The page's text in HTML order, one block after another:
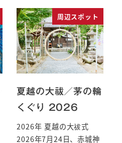
周辺スポット
夏越の大祓／茅の輪
くぐり 2026
2026年 夏越の大祓式
2026年7月24日、赤城神